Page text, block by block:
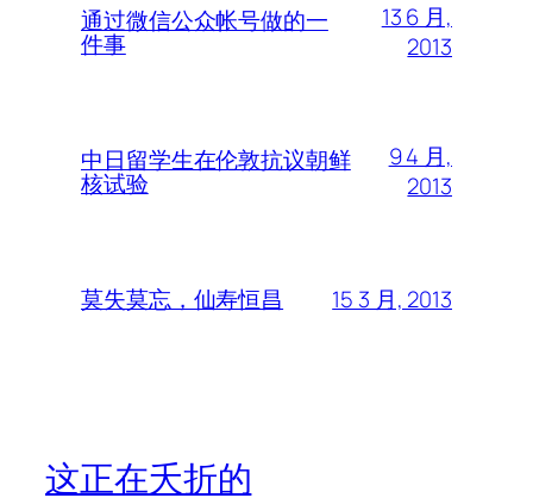
通过微信公众帐号做的一
件事
13 6 月,
2013
中日留学生在伦敦抗议朝鲜
核试验
9 4 月,
2013
莫失莫忘，仙寿恒昌 15 3 月, 2013
这正在夭折的